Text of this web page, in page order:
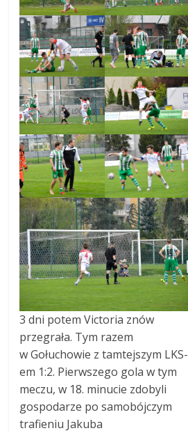
3 dni potem Victoria znów
przegrała. Tym razem
w Gołuchowie z tamtejszym LKS-
em 1:2. Pierwszego gola w tym
meczu, w 18. minucie zdobyli
gospodarze po samobójczym
trafieniu Jakuba